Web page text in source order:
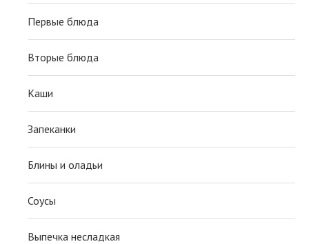
Первые блюда
Вторые блюда
Каши
Запеканки
Блины и оладьи
Соусы
Выпечка несладкая